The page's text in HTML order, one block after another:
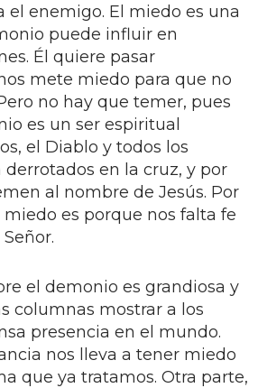
el enemigo. El miedo es una
puede influir en
Él quiere pasar
mete miedo para que no
no hay que temer, pues
es un ser espiritual
el Diablo y todos los
en la cruz, y por
al nombre de Jesús. Por
es porque nos falta fe
el demonio es grandiosa y
columnas mostrar a los
presencia en el mundo.
nos lleva a tener miedo
que ya tratamos. Otra parte,